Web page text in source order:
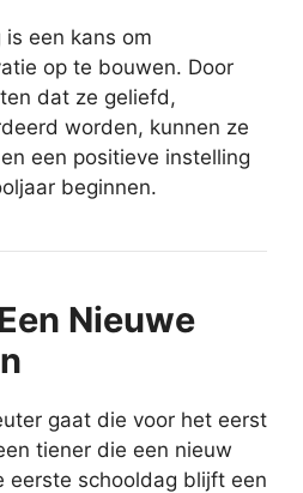
een kans om
op te bouwen. Door
dat ze geliefd,
worden, kunnen ze
een positieve instelling
beginnen.
Nieuwe
gaat die voor het eerst
tiener die een nieuw
eerste schooldag blijft een